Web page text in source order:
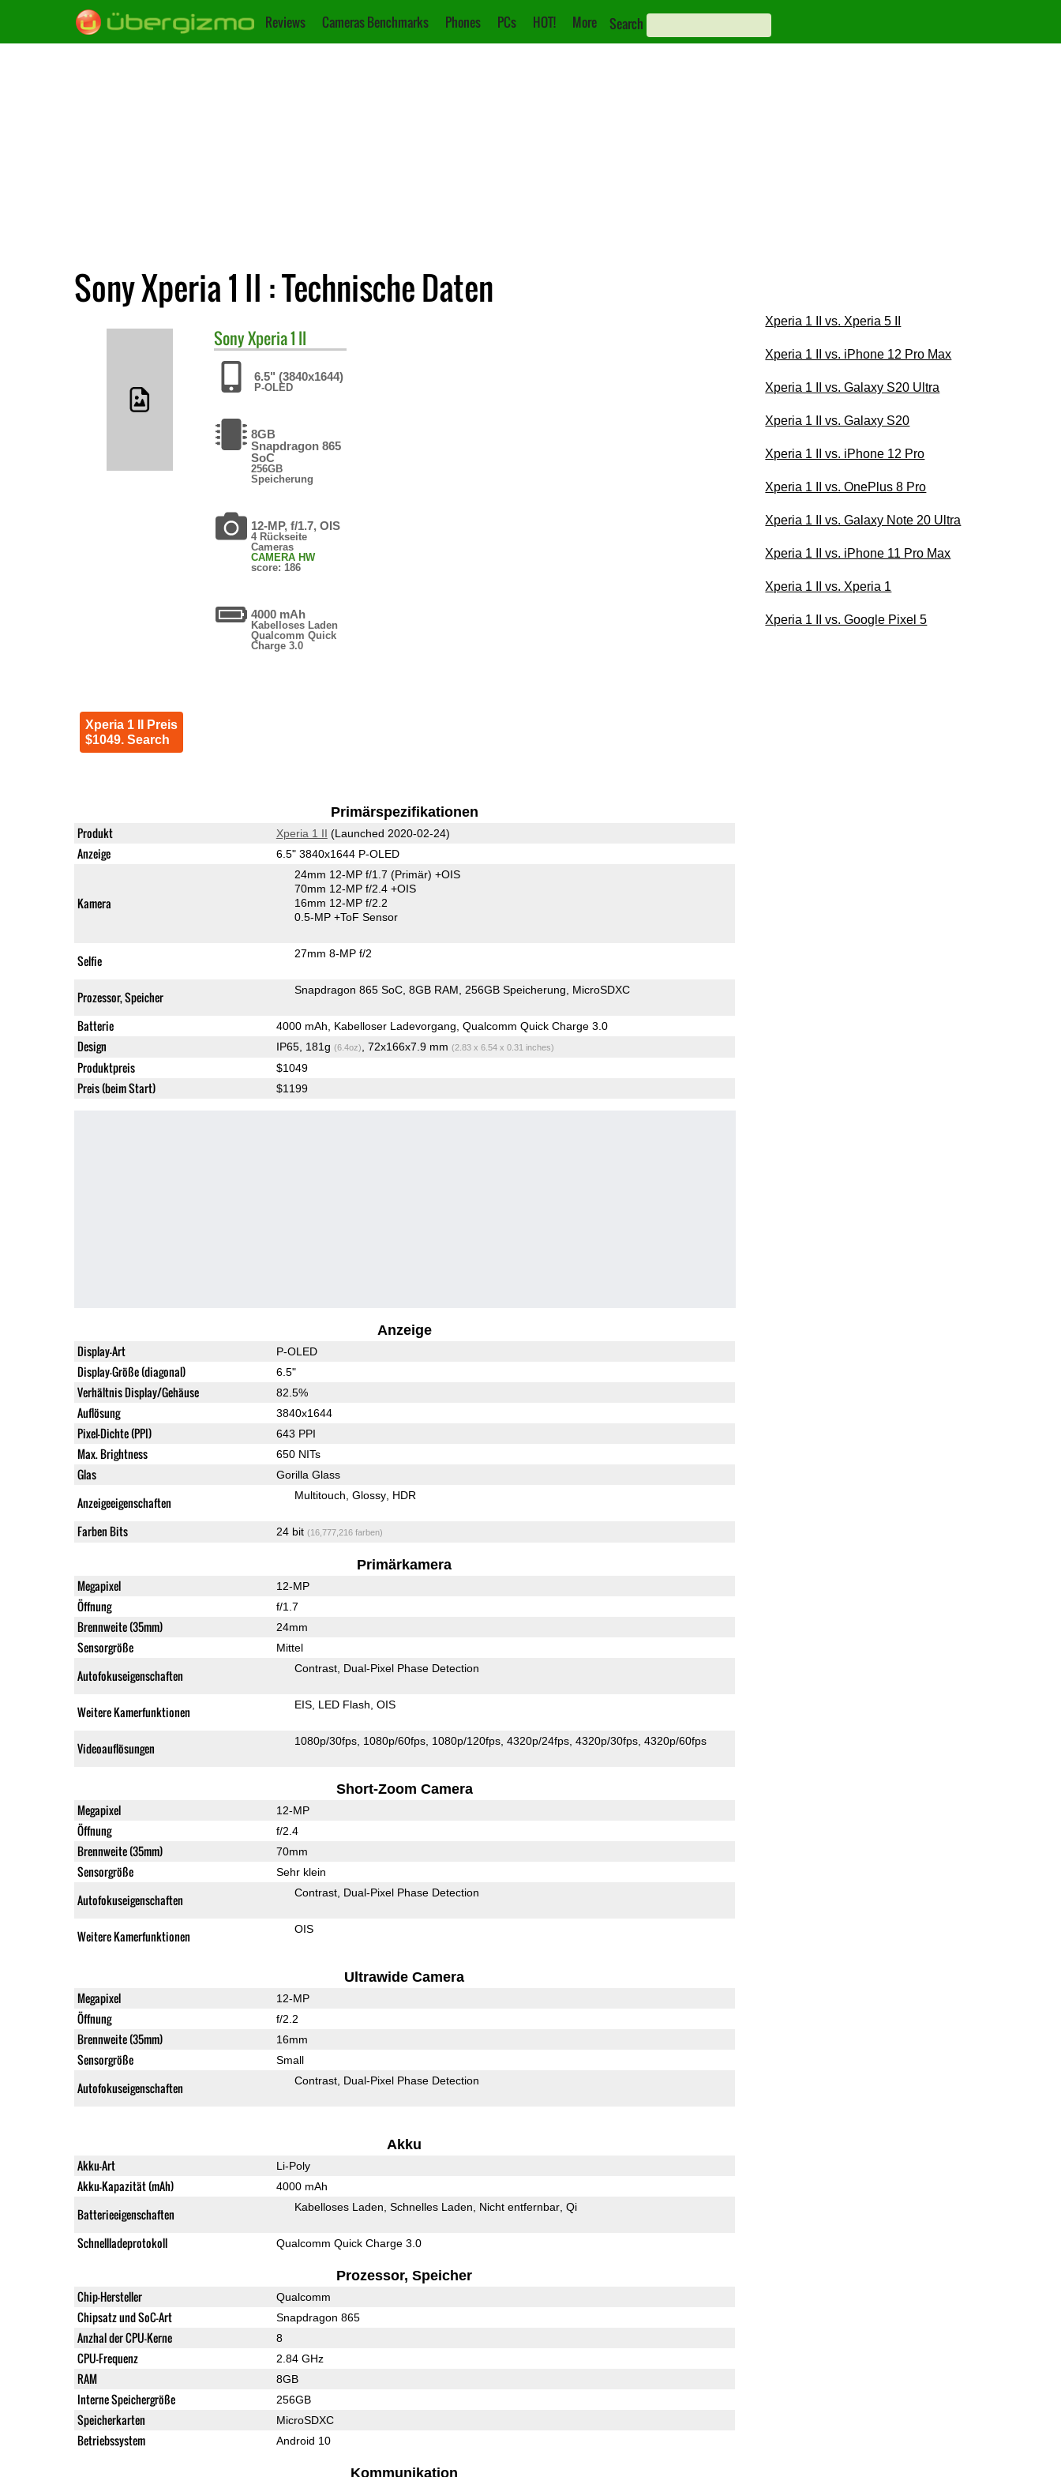
Reviews Cameras Benchmarks Phones PCs HOT! More Search
Sony Xperia 1 II : Technische Daten
SonyXperia 1 II
6.5" (3840x1644)
P-OLED
8GB
Snapdragon 865
SoC
256GB
Speicherung
12-MP, f/1.7, OIS
4 Rückseite
Cameras
CAMERA HW
score: 186
4000 mAh
Kabelloses Laden
Qualcomm Quick
Charge 3.0
Xperia 1 II Preis
$1049. Search
Primärspezifikationen
Produkt Xperia 1 II (Launched 2020-02-24)
Anzeige 6.5" 3840x1644 P-OLED
Kamera
24mm 12-MP f/1.7 (Primär) +OIS
70mm 12-MP f/2.4 +OIS
16mm 12-MP f/2.2
0.5-MP +ToF Sensor
Selfie 27mm 8-MP f/2
Prozessor, Speicher Snapdragon 865 SoC 8GB RAM 256GB Speicherung MicroSDXC
Batterie 4000 mAh, Kabelloser Ladevorgang, Qualcomm Quick Charge 3.0
Design IP65, 181g (6.4oz) , 72x166x7.9 mm (2.83 x 6.54 x 0.31 inches)
Produktpreis $1049
Preis (beim Start) $1199
Anzeige
Display-Art P-OLED
Display-Größe (diagonal) 6.5"
Verhältnis Display/Gehäuse 82.5%
Auflösung 3840x1644
Pixel-Dichte (PPI) 643 PPI
Max. Brightness 650 NITs
Glas Gorilla Glass
Anzeigeeigenschaften Multitouch Glossy HDR
Farben Bits 24 bit (16,777,216 farben)
Primärkamera
Megapixel 12-MP
Öffnung f/1.7
Brennweite (35mm) 24mm
Sensorgröße Mittel
Autofokuseigenschaften Contrast Dual-Pixel Phase Detection
Weitere Kamerfunktionen EIS LED Flash OIS
Videoauflösungen 1080p/30fps 1080p/60fps 1080p/120fps 4320p/24fps 4320p/30fps 4320p/60fps
Short-Zoom Camera
Megapixel 12-MP
Öffnung f/2.4
Brennweite (35mm) 70mm
Sensorgröße Sehr klein
Autofokuseigenschaften Contrast Dual-Pixel Phase Detection
Weitere Kamerfunktionen OIS
Ultrawide Camera
Megapixel 12-MP
Öffnung f/2.2
Brennweite (35mm) 16mm
Sensorgröße Small
Autofokuseigenschaften Contrast Dual-Pixel Phase Detection
Akku
Akku-Art Li-Poly
Akku-Kapazität (mAh) 4000 mAh
Batterieeigenschaften Kabelloses Laden Schnelles Laden Nicht entfernbar Qi
Schnellladeprotokoll Qualcomm Quick Charge 3.0
Prozessor, Speicher
Chip-Hersteller Qualcomm
Chipsatz und SoC-Art Snapdragon 865
Anzhal der CPU-Kerne 8
CPU-Frequenz 2.84 GHz
RAM 8GB
Interne Speichergröße 256GB
Speicherkarten MicroSDXC
Betriebssystem Android 10
Kommunikation
Xperia 1 II vs. Xperia 5 II
Xperia 1 II vs. iPhone 12 Pro Max
Xperia 1 II vs. Galaxy S20 Ultra
Xperia 1 II vs. Galaxy S20
Xperia 1 II vs. iPhone 12 Pro
Xperia 1 II vs. OnePlus 8 Pro
Xperia 1 II vs. Galaxy Note 20 Ultra
Xperia 1 II vs. iPhone 11 Pro Max
Xperia 1 II vs. Xperia 1
Xperia 1 II vs. Google Pixel 5